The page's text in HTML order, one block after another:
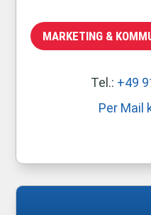
MARKETING &
Tel.: +49
Per Mail